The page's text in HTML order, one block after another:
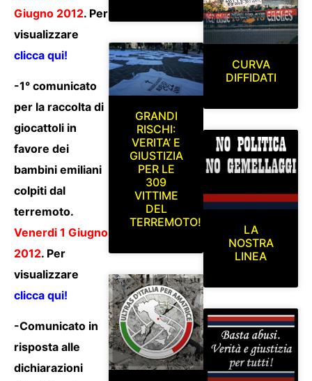
Giugno 2012. Per
visualizzare
clicca qui!
-1° comunicato
per la raccolta di
giocattoli in
favore dei
bambini emiliani
colpiti dal
terremoto.
Venerdi 1 Giugno
2012. Per
visualizzare
clicca qui!
-Comunicato in
risposta alle
dichiarazioni
GRANDI
RISCHI:
VERITA’ E
GIUSTIZIA
PER LE
309
VITTIME
DEL
TERREMOTO!
CURVA
DIFFIDATI
LA
NOSTRA
LINEA